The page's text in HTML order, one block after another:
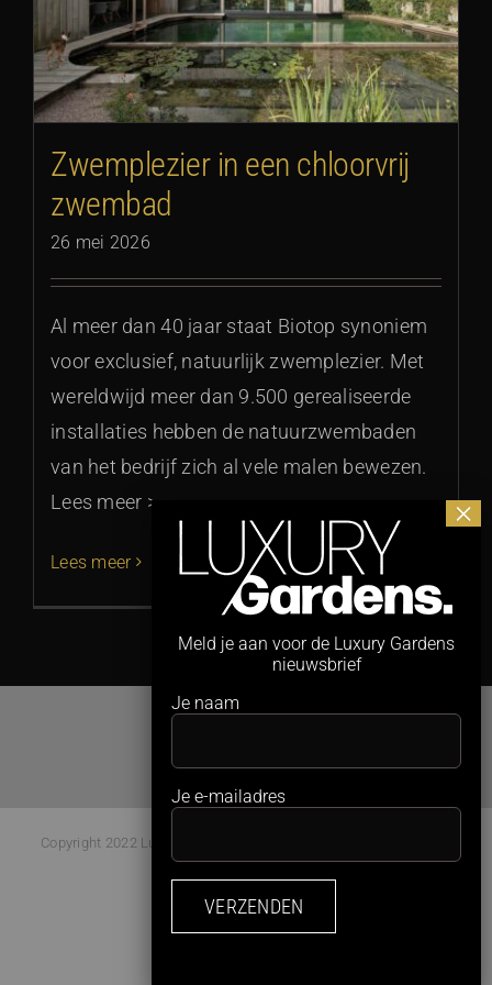
Zwemplezier in een chloorvrij
zwembad
26 mei 2026
Al meer dan 40 jaar staat Biotop synoniem
voor exclusief, natuurlijk zwemplezier. Met
wereldwijd meer dan 9.500 gerealiseerde
installaties hebben de natuurzwembaden
van het bedrijf zich al vele malen bewezen.
Lees meer >
Lees meer
Copyright 2022 Luxury Gardens Magazine | All Rights Reserved |
Webdesign:Studio Kaboem!
Facebook
Instagram
Meld je aan voor de Luxury Gardens
nieuwsbrief
Je naam
Je e-mailadres